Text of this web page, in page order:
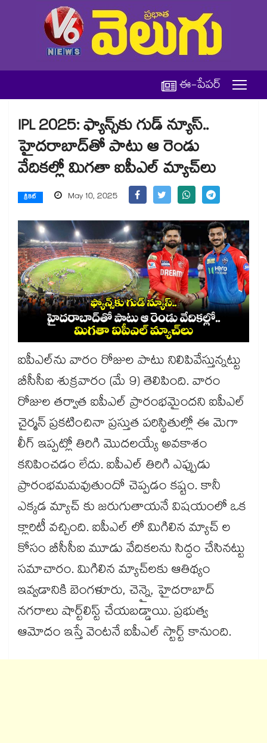
ఈ-పేపర్
IPL 2025: ఫ్యాన్స్‌కు గుడ్ న్యూస్..
హైదరాబాద్‌తో పాటు ఆ రెండు
వేదికల్లో మిగతా ఐపీఎల్ మ్యాచ్‌లు
క్రికెట్ May 10, 2025
ఐపీఎల్‌‌‌‌‌‌‌‌‌‌‌‌‌‌‌‌‌‌‌‌‌‌‌‌‌‌‌‌‌‌‌‌ను వారం రోజుల పాటు నిలిపివేస్తున్నట్టు
బీసీసీఐ శుక్రవారం (మే 9) తెలిపింది. వారం
రోజుల తర్వాత ఐపీఎల్ ప్రారంభమైందని ఐపీఎల్
చైర్మన్ ప్రకటించినా ప్రస్తుత పరిస్థితుల్లో ఈ మెగా
లీగ్ ఇప్పట్లో తిరిగి మొదలయ్యే అవకాశం
కనిపించడం లేదు. ఐపీఎల్ తిరిగి ఎప్పుడు
ప్రారంభమమవుతుందో చెప్పడం కష్టం. కానీ
ఎక్కడ మ్యాచ్ కు జరుగుతాయనే విషయంలో ఒక
క్లారిటీ వచ్చింది. ఐపీఎల్ లో మిగిలిన మ్యాచ్ ల
కోసం బీసీసీఐ మూడు వేదికలను సిద్ధం చేసినట్టు
సమాచారం. మిగిలిన మ్యాచ్‌లకు ఆతిథ్యం
ఇవ్వడానికి బెంగళూరు, చెన్నై, హైదరాబాద్
నగరాలు షార్ట్‌లిస్ట్ చేయబడ్డాయి. ప్రభుత్వ
ఆమోదం ఇస్తే వెంటనే ఐపీఎల్ స్టార్ట్ కానుంది.